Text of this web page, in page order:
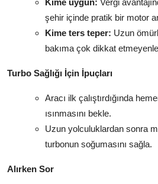
Kime uygun: Vergi
şehir içinde pratik bir motor
Kime ters teper: Uzun
bakıma çok dikkat
Turbo Sağlığı İçin İpuçları
Aracı ilk çalıştırdığında
ısınmasını bekle.
Uzun yolculuklardan sonra
turbonun soğumasını sağla.
Alırken Sor